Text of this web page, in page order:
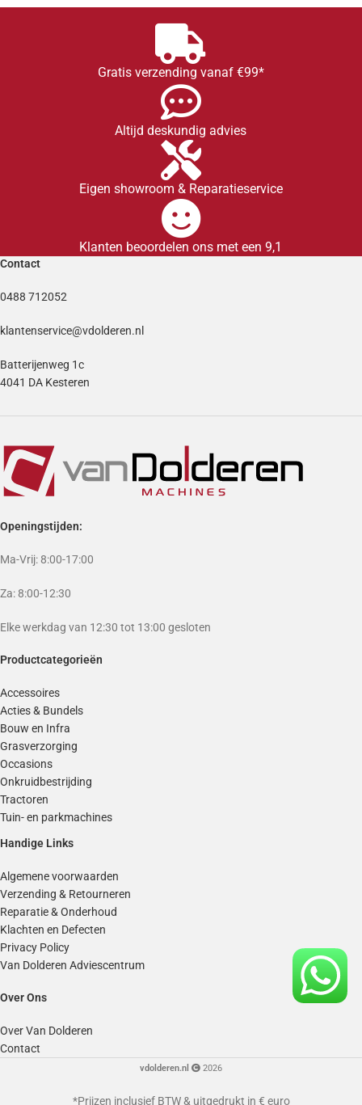
Gratis verzending vanaf €99*
Altijd deskundig advies
Eigen showroom & Reparatieservice
Klanten beoordelen ons met een 9,1
Contact
0488 712052
klantenservice@vdolderen.nl
Batterijenweg 1c
4041 DA Kesteren
Openingstijden:
Ma-Vrij: 8:00-17:00
Za: 8:00-12:30
Elke werkdag van 12:30 tot 13:00 gesloten
Productcategorieën
Accessoires
Acties & Bundels
Bouw en Infra
Grasverzorging
Occasions
Onkruidbestrijding
Tractoren
Tuin- en parkmachines
Handige Links
Algemene voorwaarden
Verzending & Retourneren
Reparatie & Onderhoud
Klachten en Defecten
Privacy Policy
Van Dolderen Adviescentrum
Over Ons
Over Van Dolderen
Contact
vdolderen.nl 2026
*Prijzen inclusief BTW & uitgedrukt in € euro